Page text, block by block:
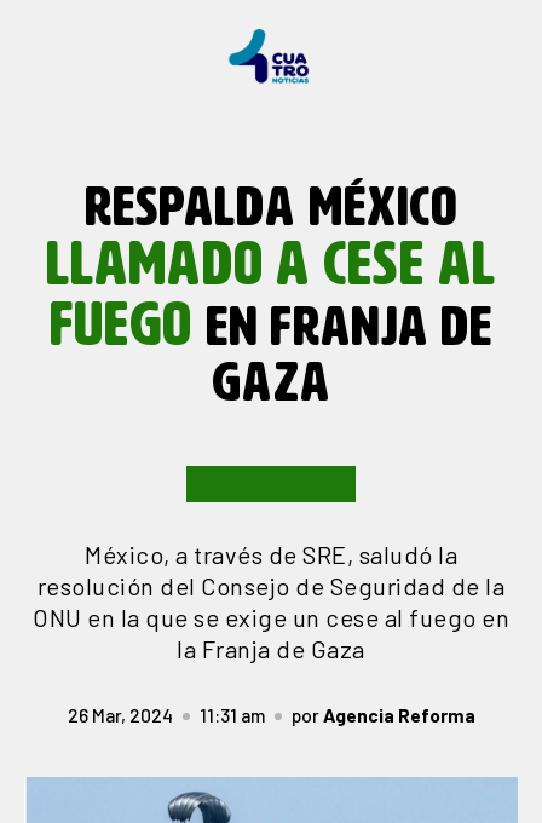
RESPALDA MÉXICO
LLAMADO A CESE AL
FUEGO EN FRANJA DE
GAZA
México, a través de SRE, saludó la
resolución del Consejo de Seguridad de la
ONU en la que se exige un cese al fuego en
la Franja de Gaza
26 Mar, 2024 11:31 am porAgencia Reforma